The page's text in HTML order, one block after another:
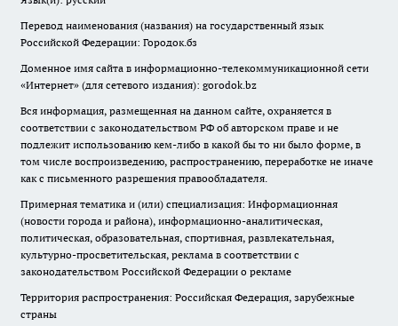
Перевод наименования (названия) на государственный язык
Российской Федерации: Городок.бз
Доменное имя сайта в информационно-телекоммуникационной сети
«Интернет» (для сетевого издания): gorodok.bz
Вся информация, размещенная на данном сайте, охраняется в
соответствии с законодательством РФ об авторском праве и не
подлежит использованию кем-либо в какой бы то ни было форме, в
том числе воспроизведению, распространению, переработке не иначе
как с письменного разрешения правообладателя.
Примерная тематика и (или) специализация: Информационная
(новости города и района), информационно-аналитическая,
политическая, образовательная, спортивная, развлекательная,
культурно-просветительская, реклама в соответствии с
законодательством Российской Федерации о рекламе
Территория распространения: Российская Федерация, зарубежные
страны